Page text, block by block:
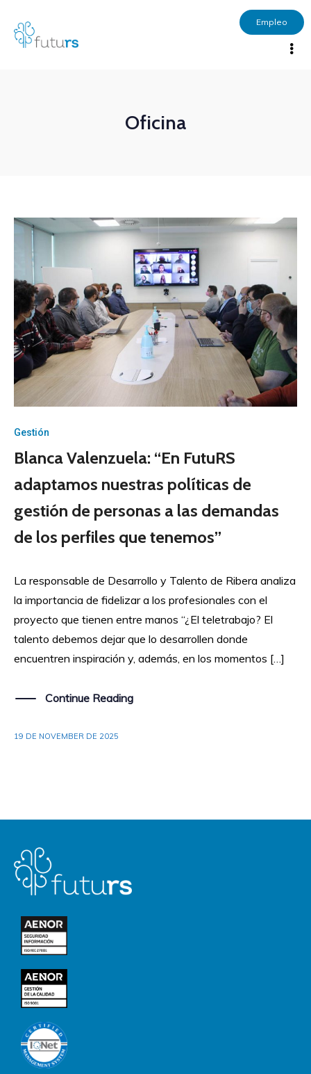
Empleo
Oficina
Gestión
Blanca Valenzuela: “En FutuRS
adaptamos nuestras políticas de
gestión de personas a las demandas
de los perfiles que tenemos”
La responsable de Desarrollo y Talento de Ribera analiza
la importancia de fidelizar a los profesionales con el
proyecto que tienen entre manos “¿El teletrabajo? El
talento debemos dejar que lo desarrollen donde
encuentren inspiración y, además, en los momentos […]
Continue Reading
19 DE NOVEMBER DE 2025